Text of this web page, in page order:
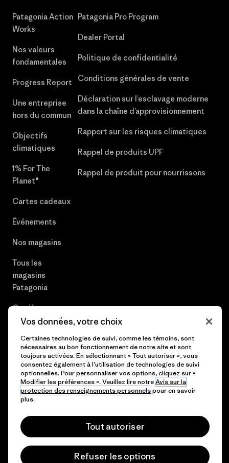
Patagonia Action
Works
Nos valeurs
fondamentales
Progress Report
Une entreprise
hors du commun
Objectifs
climatiques
1% For The
Planet®
Cartes cadeaux
Événements
Nos magasins
Tous les
magasins
Patagonia
Carrières
Plan du site
Patagonia Pro Program
Dealer Portal
Politique de confidentialité
Conditions générales de vente
Déclaration sur l’esclavage moderne
dans la chaîne d’approvisionnement
Rapport sur les risques climatiques
Rappel de produits UPF
Rappel de produit pour nourrissons
© 2026 Patagonia, Inc. All Rights Reserved.
Vos données, votre choix
Certaines technologies de suivi, comme les témoins, sont
nécessaires au bon fonctionnement de notre site et sont
toujours activées. En sélectionnant « Tout autoriser », vous
consentez également à l’utilisation de technologies de suivi
optionnelles. Pour personnaliser vos options, cliquez sur «
Modifier les préférences ». Veuillez lire notreAvis sur la
protection des renseignements personnelspour en savoir
plus.
Tout autoriser
Refuser les options